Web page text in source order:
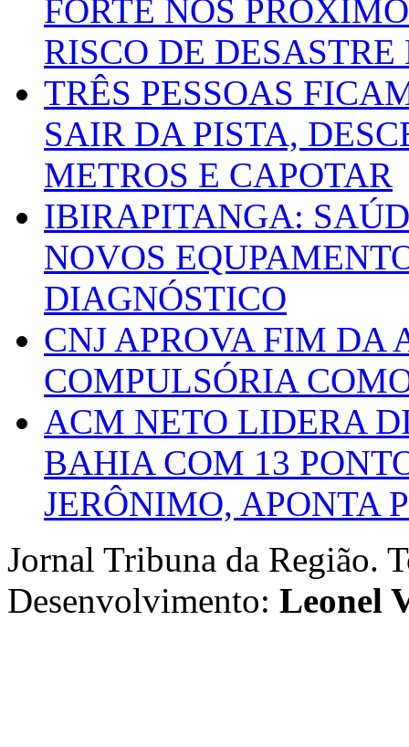
FORTE NOS
RISCO DE
TRÊS PESSOAS
SAIR DA PISTA,
METROS E CAPOTAR
IBIRAPITANGA:
NOVOS
DIAGNÓSTICO
CNJ APROVA FIM DA
COMPULSÓRIA
ACM NETO LIDERA
BAHIA COM 13
JERÔNIMO, APONTA
Jornal Tribuna da Região.
Desenvolvimento: Leonel